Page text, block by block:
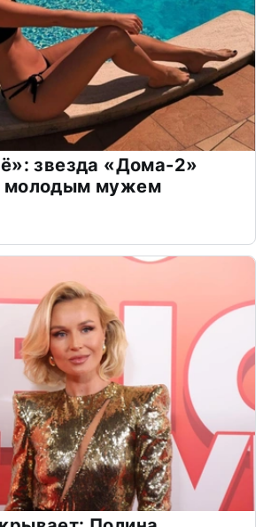
звезда «Дома-2»
молодым мужем